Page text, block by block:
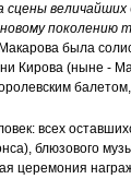
поколению
была
Кирова (ныне -
всех
блюзового
церемония